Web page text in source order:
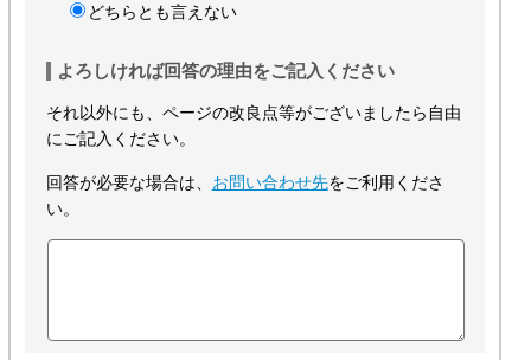
どちらとも言えない
よろしければ回答の理由をご記入ください
それ以外にも、ページの改良点等がございましたら自由
にご記入ください。
回答が必要な場合は、 お問い合わせ先をご利用くださ
い。